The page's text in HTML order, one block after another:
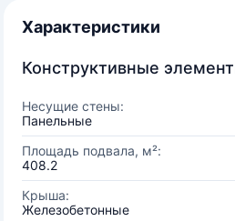
Характеристики
Конструктивные
Несущие стены:
Панельные
Площадь подвала, м²:
408.2
Крыша:
Железобетонные